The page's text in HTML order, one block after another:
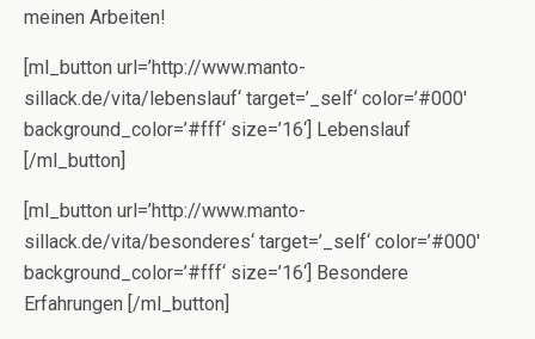
meinen Arbeiten!
[ml_button url=’http://www.manto-
sillack.de/vita/lebenslauf‘ target=’_self‘ color=’#000′
background_color=’#fff‘ size=’16‘] Lebenslauf
[/ml_button]
[ml_button url=’http://www.manto-
sillack.de/vita/besonderes‘ target=’_self‘ color=’#000′
background_color=’#fff‘ size=’16‘] Besondere
Erfahrungen [/ml_button]